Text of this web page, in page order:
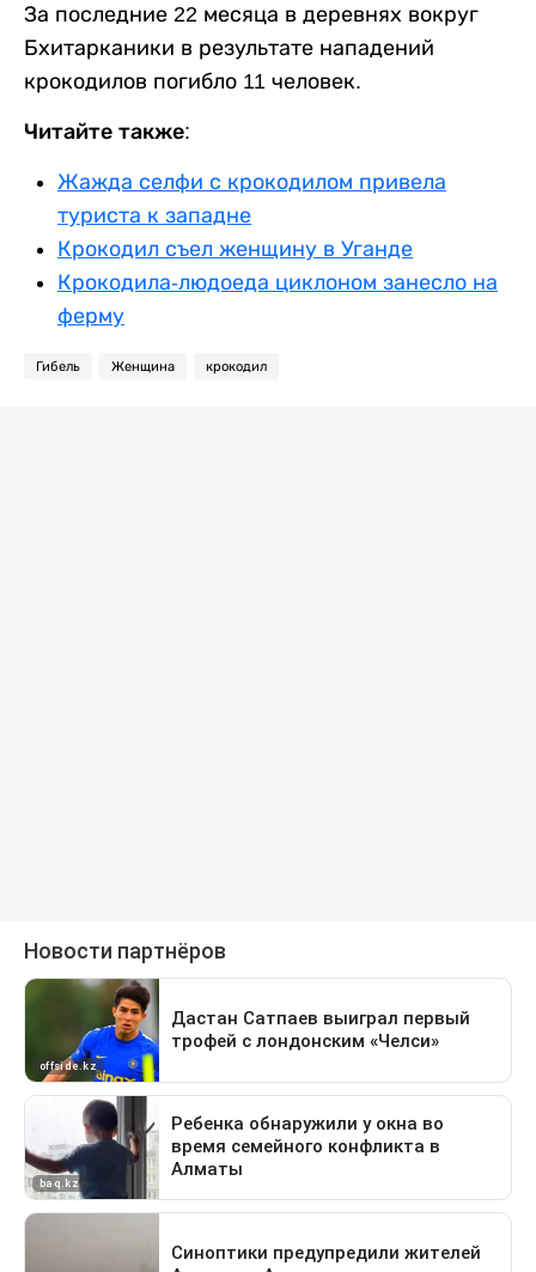
За последние 22 месяца в деревнях вокруг
Бхитарканики в результате нападений
крокодилов погибло 11 человек.
Читайте также:
Жажда селфи с крокодилом привела
туриста к западне
Крокодил съел женщину в Уганде
Крокодила-людоеда циклоном занесло на
ферму
Гибель Женщина крокодил